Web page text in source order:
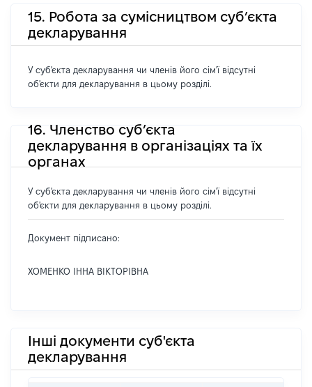
15. Робота за сумісництвом суб’єкта
декларування
У суб'єкта декларування чи членів його сім'ї відсутні
об'єкти для декларування в цьому розділі.
16. Членство суб’єкта
декларування в організаціях та їх
органах
У суб'єкта декларування чи членів його сім'ї відсутні
об'єкти для декларування в цьому розділі.
Документ підписано:
ХОМЕНКО ІННА ВІКТОРІВНА
Інші документи суб'єкта
декларування